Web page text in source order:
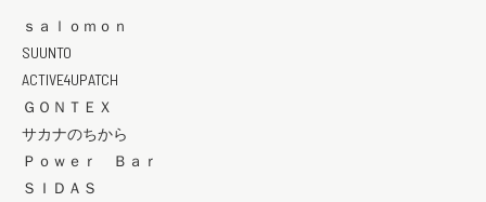
ｓａｌｏｍｏｎ
SUUNTO
ACTIVE4UPATCH
ＧＯＮＴＥＸ
サカナのちから
Ｐｏｗｅｒ Ｂａｒ
ＳＩＤＡＳ